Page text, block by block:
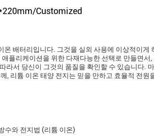
Customized
배터리입니다. 그것을 실외 사용에 이상적이게
플리케이션을 위한 다재다능한 선택로 만들면서,
라서 당신이 그것의 품질을 확인할 수 있습니다.
리튬 이온 태양 전지는 믿을 만하고 효율적 전원
수와 전지법 (리튬 이온)